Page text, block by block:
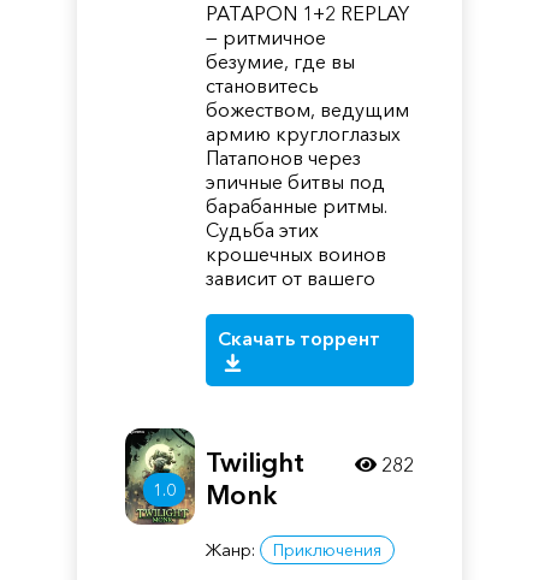
PATAPON 1+2 REPLAY
— ритмичное
безумие, где вы
становитесь
божеством, ведущим
армию круглоглазых
Патапонов через
эпичные битвы под
барабанные ритмы.
Судьба этих
крошечных воинов
зависит от вашего
Скачать торрент
1.0
Twilight
Monk
Жанр: Приключения
282